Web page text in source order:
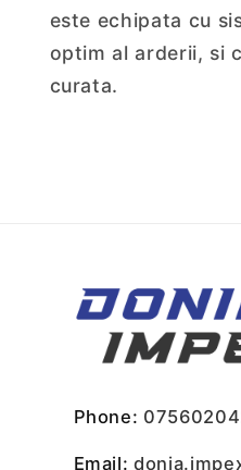
este echipata cu
optim al arderii, si
curata.
Phone:
Email: